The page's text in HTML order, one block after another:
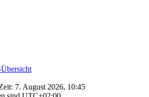
7. August 2026, 10:45